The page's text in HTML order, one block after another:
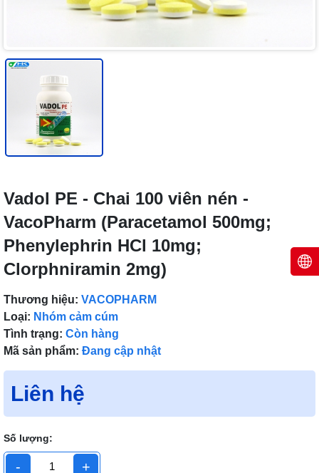
Vadol PE - Chai 100 viên nén -
VacoPharm (Paracetamol 500mg;
Phenylephrin HCl 10mg;
Clorphniramin 2mg)
Thương hiệu: VACOPHARM
Loại: Nhóm cảm cúm
Tình trạng: Còn hàng
Mã sản phẩm: Đang cập nhật
Liên hệ
Số lượng:
- +